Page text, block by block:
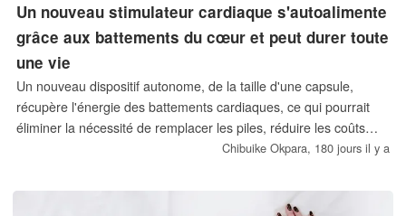
Un nouveau stimulateur cardiaque s'autoalimente
grâce aux battements du cœur et peut durer toute
une vie
Un nouveau dispositif autonome, de la taille d'une capsule,
récupère l'énergie des battements cardiaques, ce qui pourrait
éliminer la nécessité de remplacer les piles, réduire les coûts
pour les patients et supprimer les inconvénients.
Chibuike Okpara, 180 jours il y a